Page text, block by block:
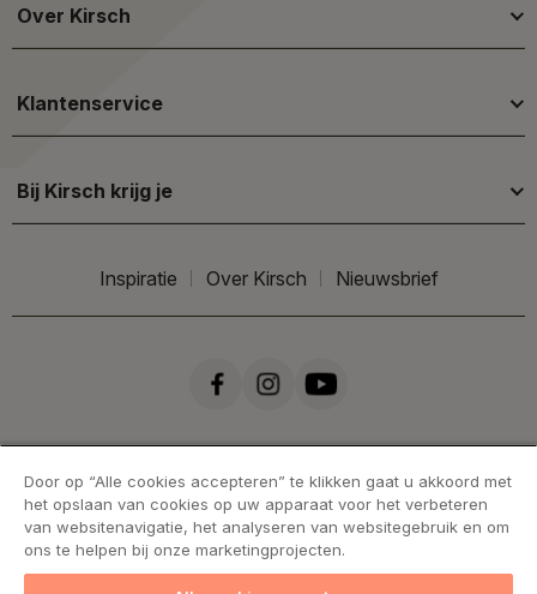
Over Kirsch
Klantenservice
Bij Kirsch krijg je
Inspiratie Over Kirsch Nieuwsbrief
Door op “Alle cookies accepteren” te klikken gaat u akkoord met
het opslaan van cookies op uw apparaat voor het verbeteren
van websitenavigatie, het analyseren van websitegebruik en om
ons te helpen bij onze marketingprojecten.